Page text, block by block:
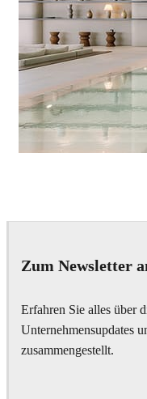
Zum Newsletter
Erfahren Sie alles über
Unternehmensupdates
zusammengestellt.